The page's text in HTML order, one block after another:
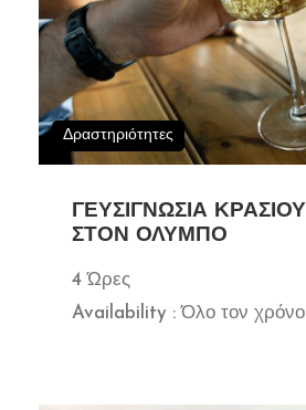
Δραστηριότητες
ΓΕΥΣΙΓΝΩΣΊΑ ΚΡΑΣΙΟΎ
ΣΤΟΝ ΌΛΥΜΠΟ
4 Ώρες
Availability : Όλο τον χρόνο